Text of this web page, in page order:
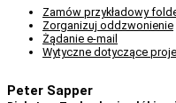
Zamów przykładowy
Zorganizuj oddzwonienie
Żądanie e-mail
Wytyczne dotyczące
Peter Sapper